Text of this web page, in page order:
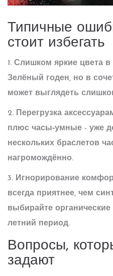
Типичные
стоит избегать
1. Слишком яркие цвета в
Зелёный годен, но в
может выглядеть
2. Перегрузка
плюс часы‑умные - уже
нескольких браслетов
нагромождённо.
3. Игнорирование
всегда приятнее, чем
выбирайте
летний период.
Вопросы,
задают